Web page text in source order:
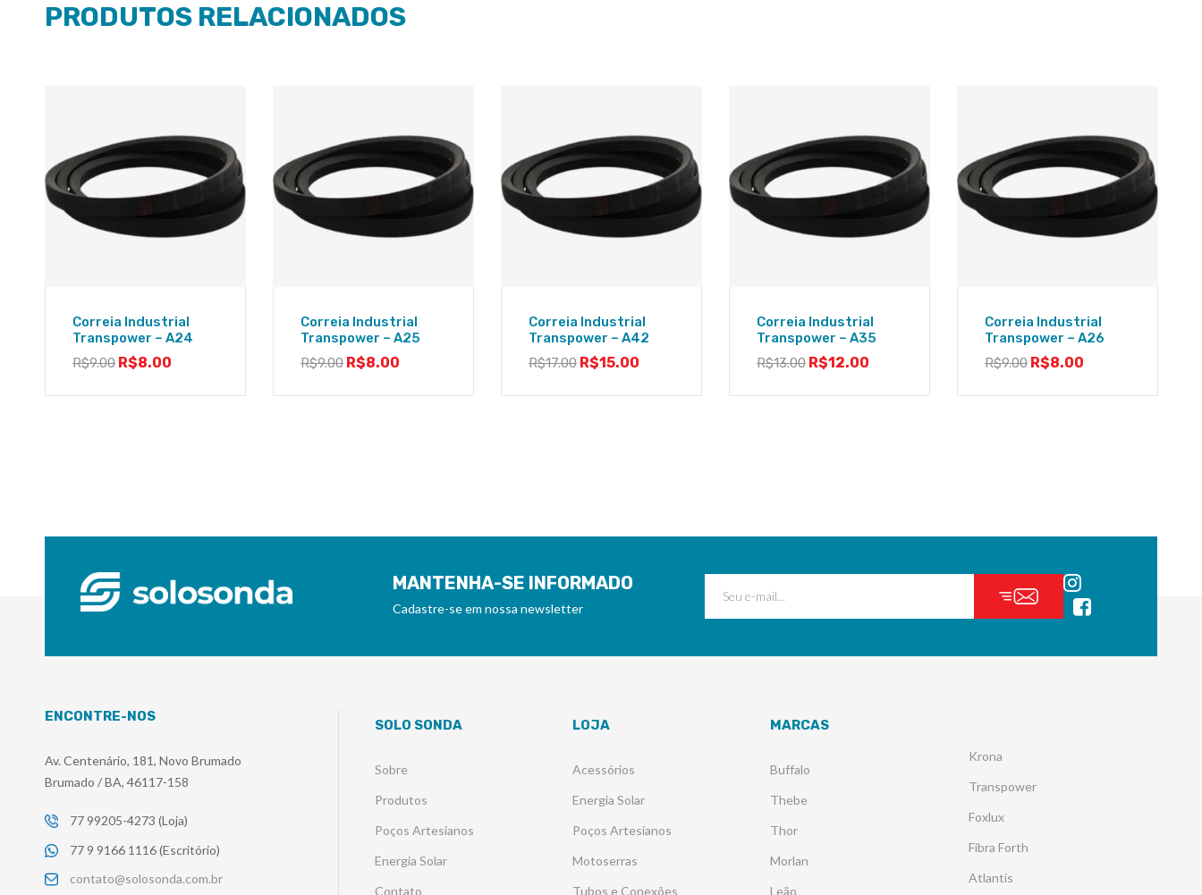
PRODUTOS RELACIONADOS
Correia Industrial
Transpower – A24
R$9.00 R$8.00
Correia Industrial
Transpower – A25
R$9.00 R$8.00
Correia Industrial
Transpower – A42
R$17.00 R$15.00
Correia Industrial
Transpower – A35
R$13.00 R$12.00
Correia Industrial
Transpower – A26
R$9.00 R$8.00
MANTENHA-SE INFORMADO
Cadastre-se em nossa newsletter
ENCONTRE-NOS
Av. Centenário, 181, Novo Brumado
Brumado / BA, 46117-158
77 99205-4273 (Loja)
77 9 9166 1116 (Escritório)
contato@solosonda.com.br
SOLO SONDA
Sobre
Produtos
Poços Artesianos
Energia Solar
Contato
LOJA
Acessórios
Energia Solar
Poços Artesianos
Motoserras
Tubos e Conexões
MARCAS
Buffalo
Thebe
Thor
Morlan
Leão
Krona
Transpower
Foxlux
Fibra Forth
Atlantis